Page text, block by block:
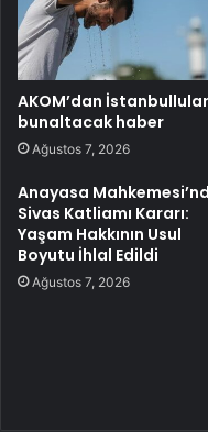
AKOM’dan
bunaltacak haber
Ağustos 7, 2026
Anayasa
Sivas Katliamı Kararı:
Yaşam Hakkının Usul
Boyutu İhlal Edildi
Ağustos 7, 2026